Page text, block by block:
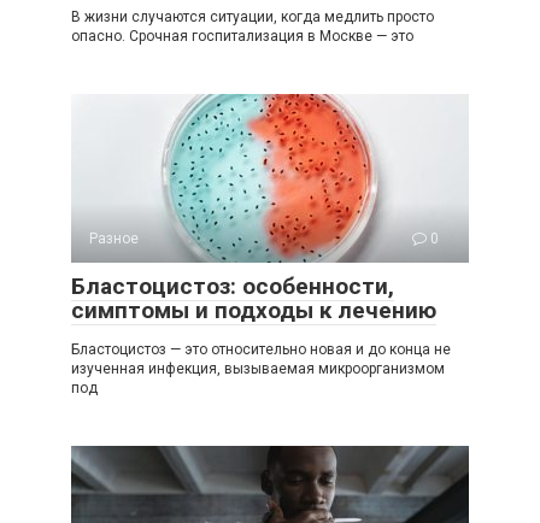
В жизни случаются ситуации, когда медлить просто
опасно. Срочная госпитализация в Москве — это
Разное 0
Бластоцистоз: особенности,
симптомы и подходы к лечению
Бластоцистоз — это относительно новая и до конца не
изученная инфекция, вызываемая микроорганизмом
под